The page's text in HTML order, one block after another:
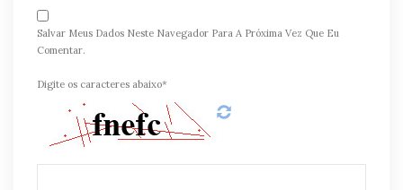
Salvar Meus Dados Neste Navegador Para A Próxima Vez Que Eu
Comentar.
Digite os caracteres abaixo*